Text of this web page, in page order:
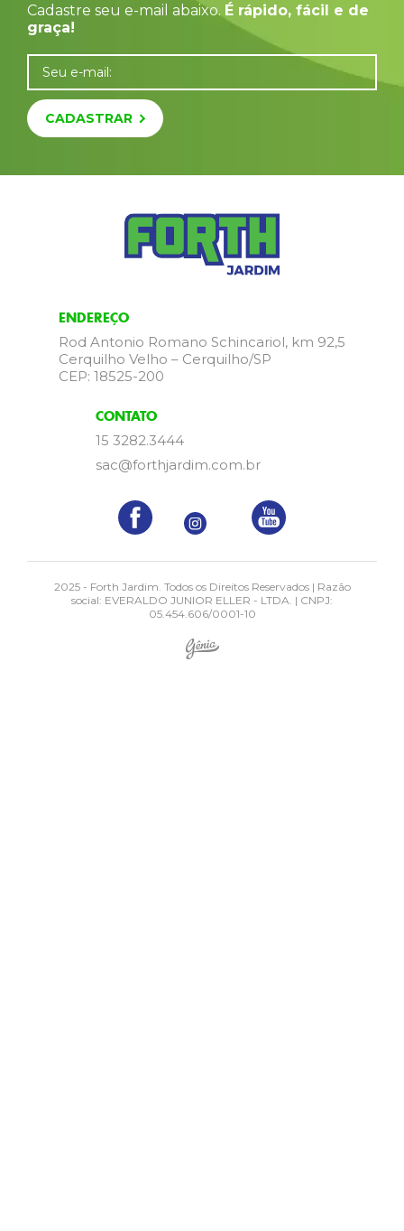
Cadastre seu e-mail abaixo. É rápido, fácil e de
graça!
Seu e-mail:
CADASTRAR
CONTATO
15 3282.3444
sac@forthjardim.com.br
ENDEREÇO
Rod Antonio Romano Schincariol, km 92,5
Cerquilho Velho – Cerquilho/SP
CEP: 18525-200
2025 - Forth Jardim. Todos os Direitos Reservados | Razão
social: EVERALDO JUNIOR ELLER - LTDA. | CNPJ:
05.454.606/0001-10